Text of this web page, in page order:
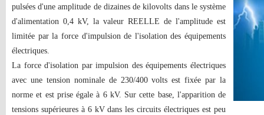
pulsées d'une amplitude de dizaines de kilovolts dans le système
d'alimentation 0,4 kV, la valeur REELLE de l'amplitude est
limitée par la force d'impulsion de l'isolation des équipements
électriques.
La force d'isolation par impulsion des équipements électriques
avec une tension nominale de 230/400 volts est fixée par la
norme et est prise égale à 6 kV. Sur cette base, l'apparition de
tensions supérieures à 6 kV dans les circuits électriques est peu